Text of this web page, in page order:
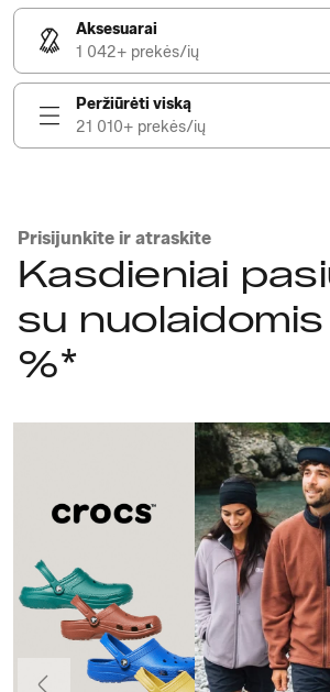
Aksesuarai
1 042+ prekės/ių
Peržiūrėti viską
21 010+ prekės/ių
Prisijunkite ir atraskite
Kasdieniai
su
%*
Ankstesnis